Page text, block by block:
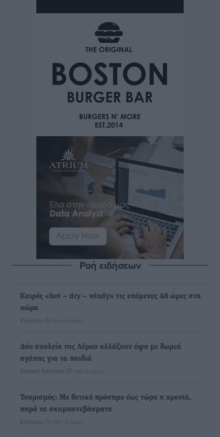
Ροή ειδήσεων
Καιρός «hot – dry – windy» τις επόμενες 48 ώρες στη
χώρα
Ειδήσεις πριν 3 ώρες
Δύο σχολεία της Λέρου αλλάζουν όψη με δωρεά
αγάπης για τα παιδιά
Τοπικές Ειδήσεις πριν 3 ώρες
Τουρισμός: Με θετικό πρόσημο έως τώρα η χρονιά,
παρά τα σκαμπανεβάσματα
Ειδήσεις πριν 3 ώρες